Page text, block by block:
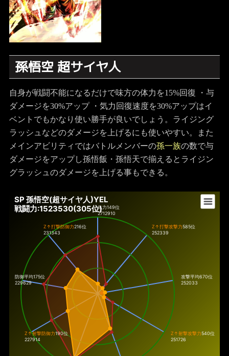
孫悟空 超サイヤ人
自身が戦闘不能になるだけで味方の体力を15%回復 ・与
ダメージを30%アップ ・気力回復速度を30%アップはイ
ベントでもかなり使い勝手が良いでしょう。ライジング
ラッシュなどのダメージを上げるにも使いやすい。また
メインアビリティではバトルメンバーの孫一族の数で与
ダメージをアップし孫悟飯・孫悟天で揃えるとライジン
グラッシュのダメージを上げる事もできる。
SP 孫悟空(超サイヤ人)YEL
戦闘力:1523530(305位)体力149位
2712910
Z↑打撃攻撃力585位
252339
攻撃平均670位
252033
Z↑射撃攻撃力540位
251726
Z↑射撃防御力190位
227914
防御平均175位
229629
Z↑打撃防御力216位
231343